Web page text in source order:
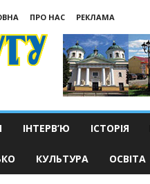
ПРО НАС
РЕКЛАМА
ІНТЕРВ’Ю ІСТОРІЯ
КУЛЬТУРА ОСВІТА